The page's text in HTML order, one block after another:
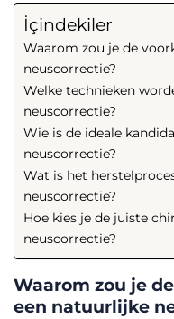
İçindekiler
Waarom zou je de
neuscorrectie?
Welke technieken
neuscorrectie?
Wie is de ideale
neuscorrectie?
Wat is het
neuscorrectie?
Hoe kies je de juiste
neuscorrectie?
Waarom zou je
een natuurlijke